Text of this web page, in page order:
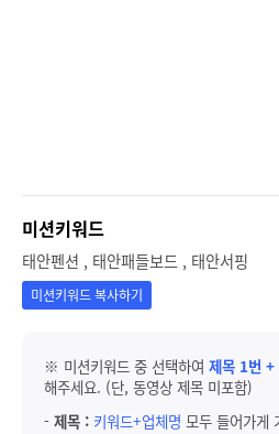
미션키워드
태안펜션 , 태안패들보드 , 태안서핑
미션키워드 복사하기
※ 미션키워드 중 선택하여 제목 1번 +
해주세요. (단, 동영상 제목 미포함)
- 제목 : 키워드+업체명 모두 들어가게